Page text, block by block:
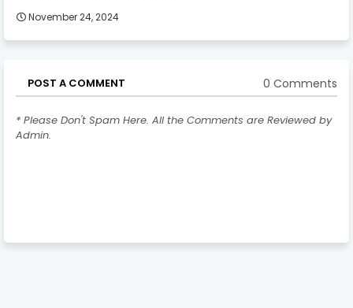
November 24, 2024
POST A COMMENT 0 Comments
* Please Don't Spam Here. All the Comments are Reviewed by
Admin.